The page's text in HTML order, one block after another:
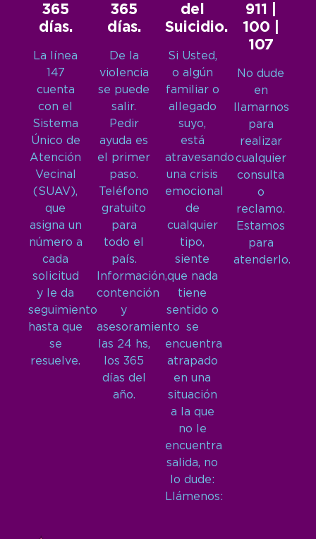
365
días.
La línea
147
cuenta
con el
Sistema
Único de
Atención
Vecinal
(SUAV),
que
asigna un
número a
cada
solicitud
y le da
seguimiento
hasta que
se
resuelve.
365
días.
De la
violencia
se puede
salir.
Pedir
ayuda es
el primer
paso.
Teléfono
gratuito
para
todo el
país.
Información,
contención
y
asesoramiento
las 24 hs,
los 365
días del
año.
del
Suicidio.
Si Usted,
o algún
familiar o
allegado
suyo,
está
atravesando
una crisis
emocional
de
cualquier
tipo,
siente
que nada
tiene
sentido o
se
encuentra
atrapado
en una
situación
a la que
no le
encuentra
salida, no
lo dude:
Llámenos:
911 |
100 |
107
No dude
en
llamarnos
para
realizar
cualquier
consulta
o
reclamo.
Estamos
para
atenderlo.